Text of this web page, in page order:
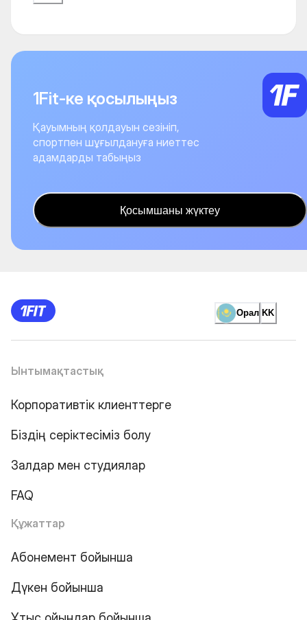
1Fit-ке қосылыңыз
Қауымның қолдауын сезініп,
спортпен шұғылдануға ниеттес
адамдарды табыңыз
Қосымшаны жүктеу
Орал KK
Ынтымақтастық
Корпоративтік клиенттерге
Біздің серіктесіміз болу
Залдар мен студиялар
FAQ
Құжаттар
Абонемент бойынша
Дүкен бойынша